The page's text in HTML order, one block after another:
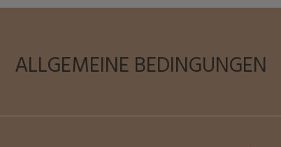
ALLGEMEINE BEDINGUNGEN